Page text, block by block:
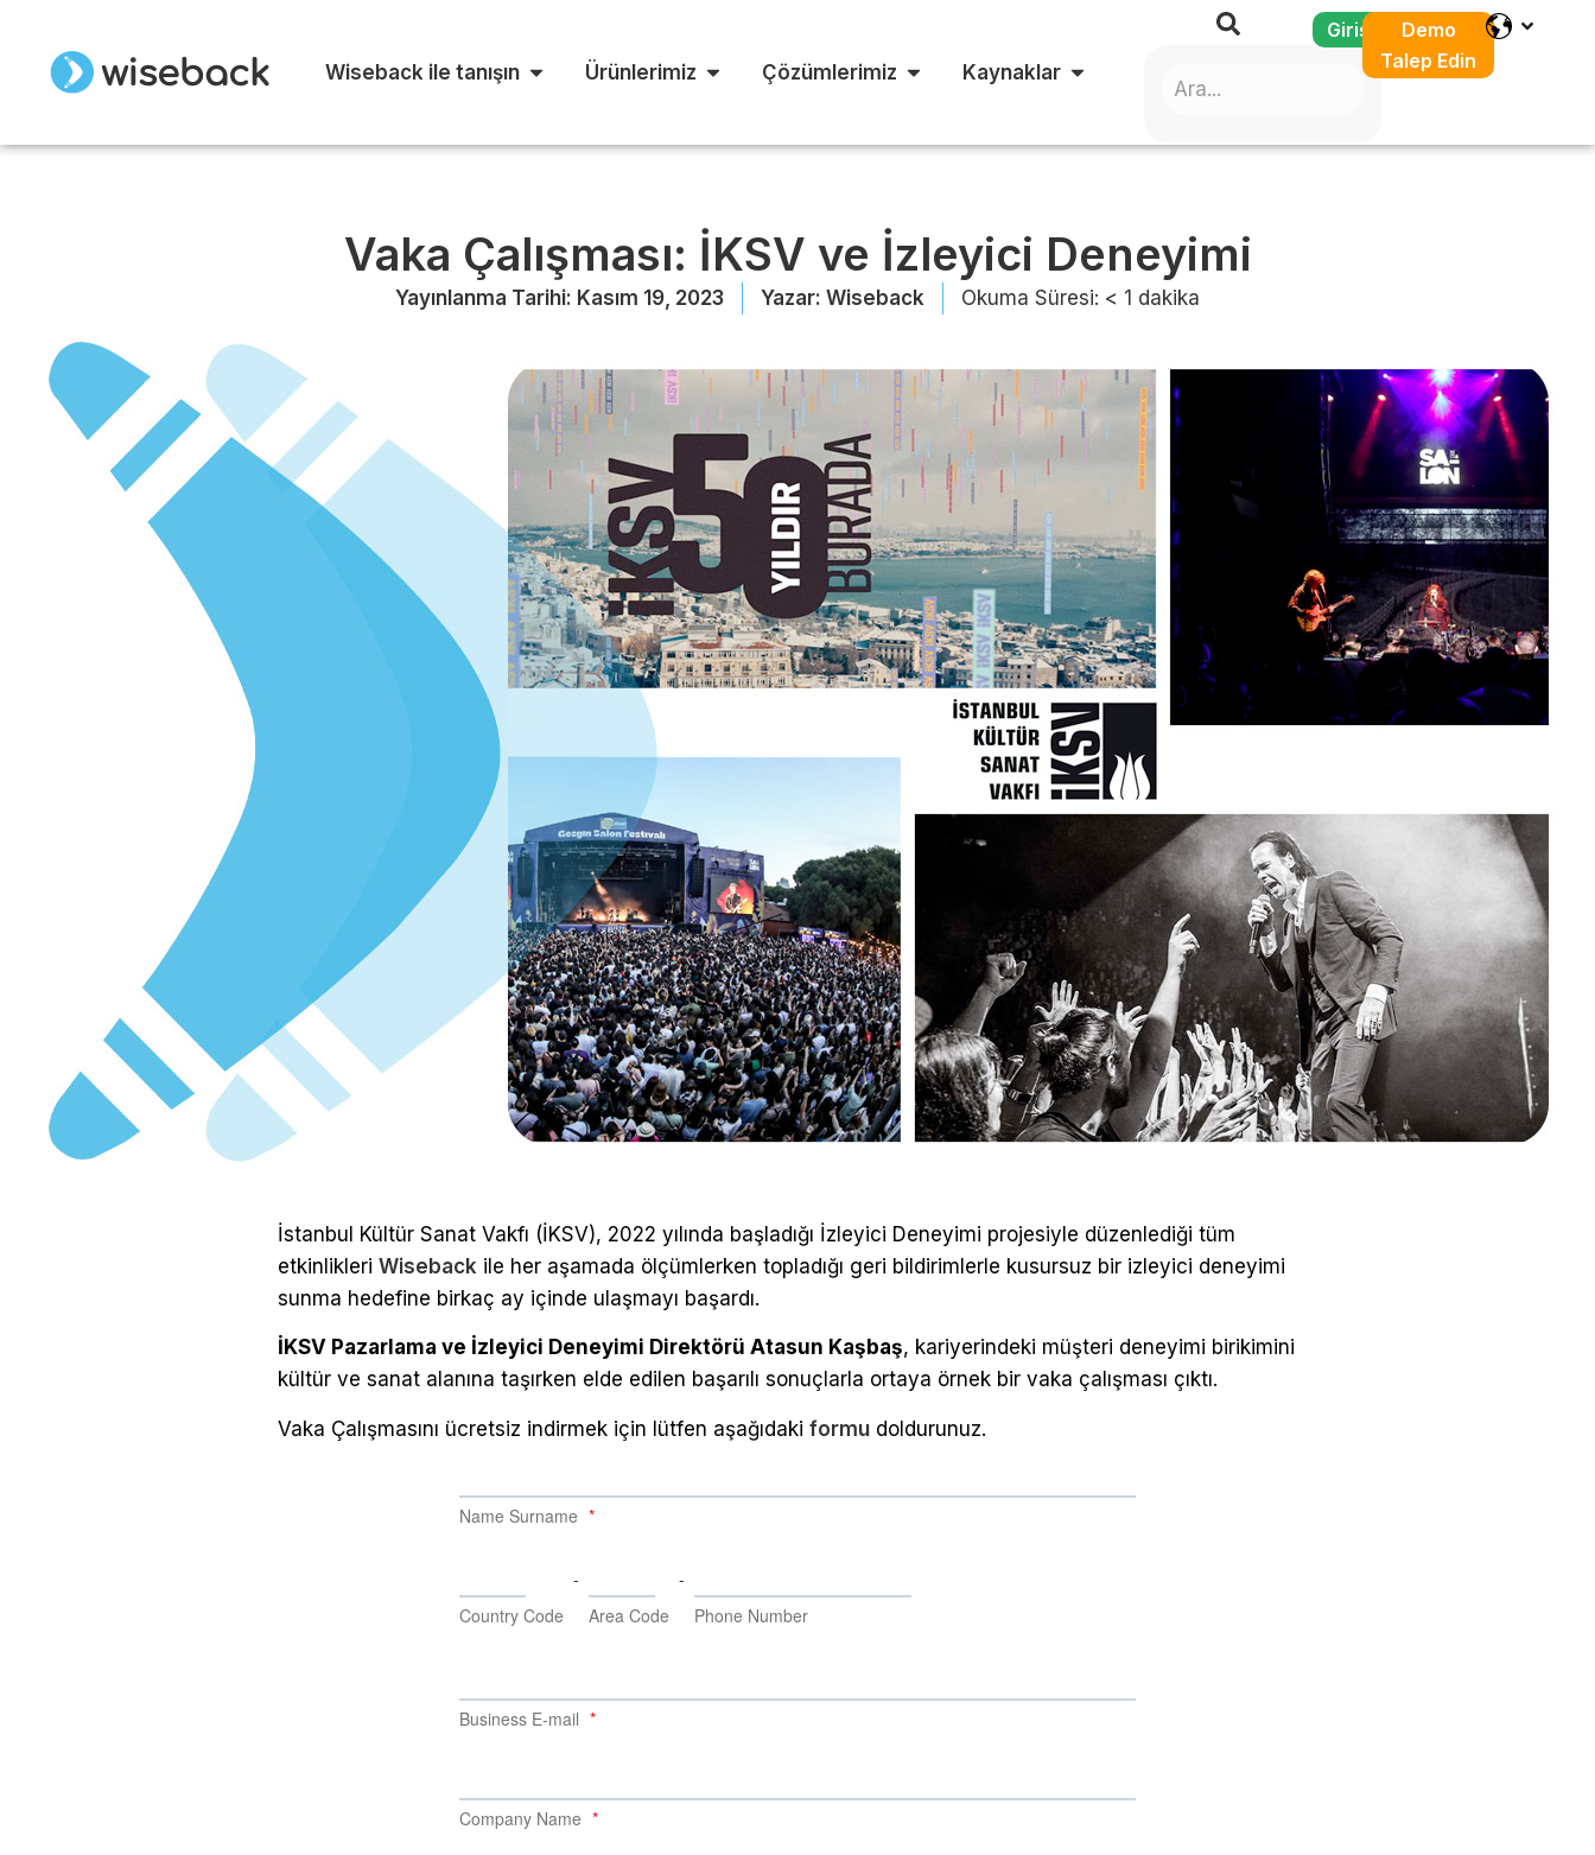
Wiseback ile tanışın Ürünlerimiz Çözümlerimiz Kaynaklar
Giriş
Demo
Talep Edin
Vaka Çalışması: İKSV ve İzleyici Deneyimi
Yayınlanma Tarihi: Kasım 19, 2023 Yazar: Wiseback Okuma Süresi: < 1 dakika
İstanbul Kültür Sanat Vakfı (İKSV), 2022 yılında başladığı İzleyici Deneyimi projesiyle düzenlediği tüm
etkinlikleri Wiseback ile her aşamada ölçümlerken topladığı geri bildirimlerle kusursuz bir izleyici deneyimi
sunma hedefine birkaç ay içinde ulaşmayı başardı.
İKSV Pazarlama ve İzleyici Deneyimi Direktörü Atasun Kaşbaş, kariyerindeki müşteri deneyimi birikimini
kültür ve sanat alanına taşırken elde edilen başarılı sonuçlarla ortaya örnek bir vaka çalışması çıktı.
Vaka Çalışmasını ücretsiz indirmek için lütfen aşağıdaki formu doldurunuz.